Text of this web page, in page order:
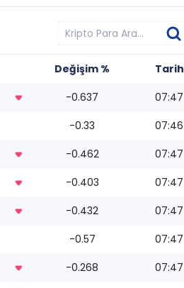
Değişim %
Tarih
-0.637
07:47
-0.33
07:46
-0.462
07:47
-0.403
07:47
-0.432
07:47
-0.57
07:47
-0.268
07:47